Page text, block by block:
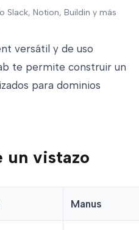
Slack, Notion, Buildin y más
versátil y de uso
te permite construir un
para dominios
un vistazo
Manus